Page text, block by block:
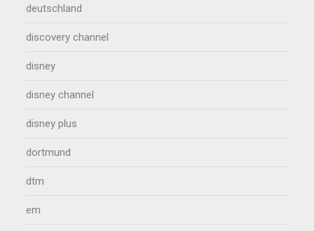
deutschland
discovery channel
disney
disney channel
disney plus
dortmund
dtm
em